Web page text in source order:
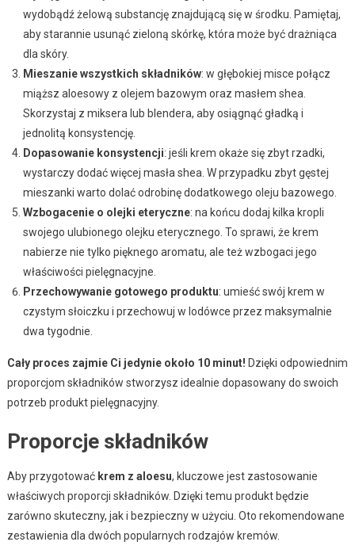
wydobądź żelową substancję znajdującą się w środku. Pamiętaj,
aby starannie usunąć zieloną skórkę, która może być drażniąca
dla skóry.
Mieszanie wszystkich składników: w głębokiej misce połącz
miąższ aloesowy z olejem bazowym oraz masłem shea.
Skorzystaj z miksera lub blendera, aby osiągnąć gładką i
jednolitą konsystencję.
Dopasowanie konsystencji: jeśli krem okaże się zbyt rzadki,
wystarczy dodać więcej masła shea. W przypadku zbyt gęstej
mieszanki warto dolać odrobinę dodatkowego oleju bazowego.
Wzbogacenie o olejki eteryczne: na końcu dodaj kilka kropli
swojego ulubionego olejku eterycznego. To sprawi, że krem
nabierze nie tylko pięknego aromatu, ale też wzbogaci jego
właściwości pielęgnacyjne.
Przechowywanie gotowego produktu: umieść swój krem w
czystym słoiczku i przechowuj w lodówce przez maksymalnie
dwa tygodnie.
Cały proces zajmie Ci jedynie około 10 minut! Dzięki odpowiednim
proporcjom składników stworzysz idealnie dopasowany do swoich
potrzeb produkt pielęgnacyjny.
Proporcje składników
Aby przygotować krem z aloesu, kluczowe jest zastosowanie
właściwych proporcji składników. Dzięki temu produkt będzie
zarówno skuteczny, jak i bezpieczny w użyciu. Oto rekomendowane
zestawienia dla dwóch popularnych rodzajów kremów.